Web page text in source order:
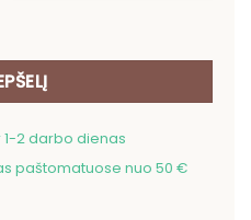
užvalkalas Bulmastifas
1-2 darbo dienas
paštomatuose nuo 50 €